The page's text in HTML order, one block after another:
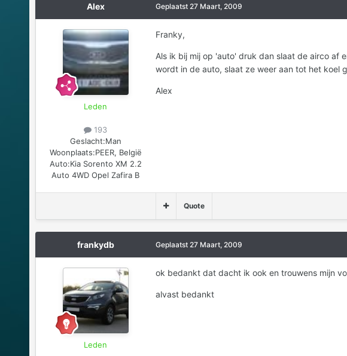
Alex
Leden
193
Geslacht:Man
Woonplaats:PEER, België
Auto:Kia Sorento XM 2.2
Auto 4WD Opel Zafira B
Geplaatst 27 Maart, 2009
Franky,
Als ik bij mij op 'auto' druk dan slaat de airco af
wordt in de auto, slaat ze weer aan tot het koel
Alex
Quote
frankydb
Leden
Geplaatst 27 Maart, 2009
ok bedankt dat dacht ik ook en trouwens mijn
alvast bedankt